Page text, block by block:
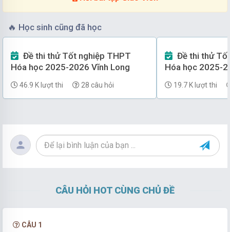
Đề thi Học kì 1 Tin học 10 năm 2025 - 2026 trường
THPT Nguyễn Trãi (Đà Nẵng)
84 lượt tải 23/07/2026
🔥 Học sinh cũng đã học
Hóa học 2025-2026 Vĩnh Long
46.9 K lượt thi 28 câu hỏi
Hóa học 2025-
19.7 K lượt thi
CÂU HỎI HOT CÙNG CHỦ ĐỀ
CÂU 1